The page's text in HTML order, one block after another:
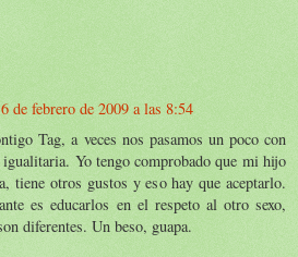
6 de febrero de 2009 a las 8:54
Tag, a veces nos pasamos un poco con
igualitaria. Yo tengo comprobado que mi hijo
tiene otros gustos y eso hay que aceptarlo.
es educarlos en el respeto al otro sexo,
diferentes. Un beso, guapa.